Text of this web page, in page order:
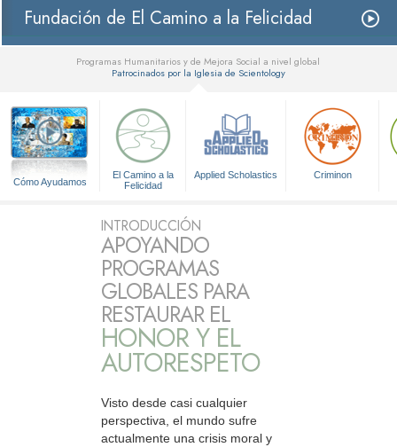
Fundación de El Camino a la Felicidad
Programas Humanitarios y de Mejora Social a nivel global
Patrocinados por la Iglesia de Scientology
Cómo Ayudamos
El Camino a la
Felicidad
Applied Scholastics Criminon
INTRODUCCIÓN
APOYANDO
PROGRAMAS
GLOBALES PARA
RESTAURAR EL
HONOR Y EL
AUTORESPETO
Visto desde casi cualquier
perspectiva, el mundo sufre
actualmente una crisis moral y